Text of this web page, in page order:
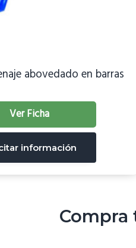
abovedado en barras
Ver Ficha
información
Compra